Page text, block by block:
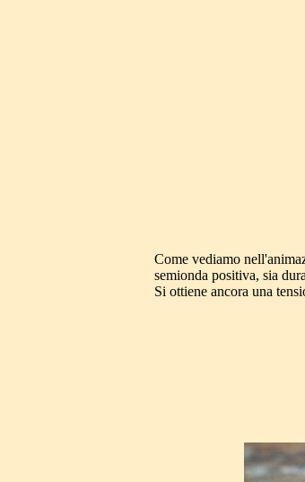
Come vediamo
semionda positiva, sia
Si ottiene ancora una